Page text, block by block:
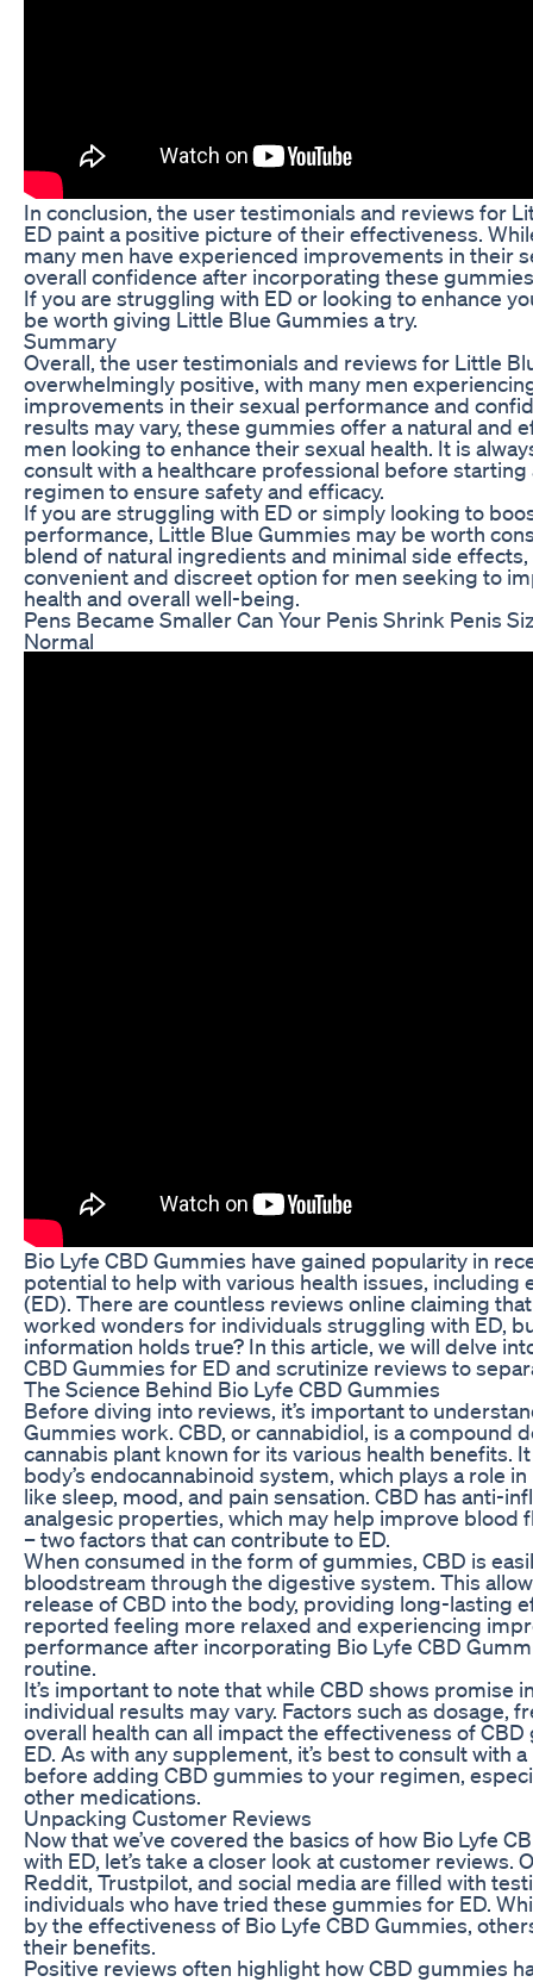
In conclusion, the user testimonials and reviews for
ED paint a positive picture of their effectiveness.
many men have experienced improvements in their
overall confidence after incorporating these
If you are struggling with ED or looking to enhance
be worth giving Little Blue Gummies a try.
Summary
Overall, the user testimonials and reviews for Little
overwhelmingly positive, with many men
improvements in their sexual performance and
results may vary, these gummies offer a natural and
men looking to enhance their sexual health. It is
consult with a healthcare professional before
regimen to ensure safety and efficacy.
If you are struggling with ED or simply looking to
performance, Little Blue Gummies may be worth
blend of natural ingredients and minimal side
convenient and discreet option for men seeking to
health and overall well-being.
Pens Became Smaller Can Your Penis Shrink Penis
Normal
Bio Lyfe CBD Gummies have gained popularity in
potential to help with various health issues, including
(ED). There are countless reviews online claiming
worked wonders for individuals struggling with ED,
information holds true? In this article, we will delve
CBD Gummies for ED and scrutinize reviews to
The Science Behind Bio Lyfe CBD Gummies
Before diving into reviews, it’s important to
Gummies work. CBD, or cannabidiol, is a compound
cannabis plant known for its various health benefits.
body’s endocannabinoid system, which plays a role
like sleep, mood, and pain sensation. CBD has anti-
analgesic properties, which may help improve blood
– two factors that can contribute to ED.
When consumed in the form of gummies, CBD is
bloodstream through the digestive system. This
release of CBD into the body, providing long-lasting
reported feeling more relaxed and experiencing
performance after incorporating Bio Lyfe CBD
routine.
It’s important to note that while CBD shows promise
individual results may vary. Factors such as dosage,
overall health can all impact the effectiveness of
ED. As with any supplement, it’s best to consult with
before adding CBD gummies to your regimen,
other medications.
Unpacking Customer Reviews
Now that we’ve covered the basics of how Bio Lyfe
with ED, let’s take a closer look at customer reviews.
Reddit, Trustpilot, and social media are filled with
individuals who have tried these gummies for ED.
by the effectiveness of Bio Lyfe CBD Gummies,
their benefits.
Positive reviews often highlight how CBD gummies